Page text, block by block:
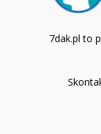
7dak.pl to